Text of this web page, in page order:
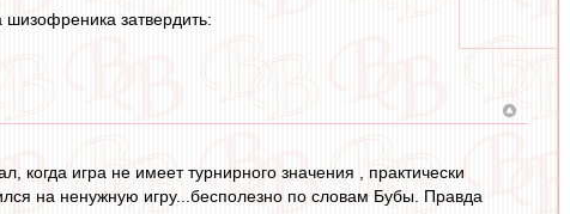
шизофреника затвердить:
игра не имеет турнирного значения , практически
на ненужную игру...бесполезно по словам Бубы. Правда